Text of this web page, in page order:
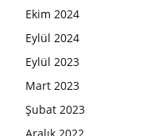
Ekim 2024
Eylül 2024
Eylül 2023
Mart 2023
Şubat 2023
Aralık 2022